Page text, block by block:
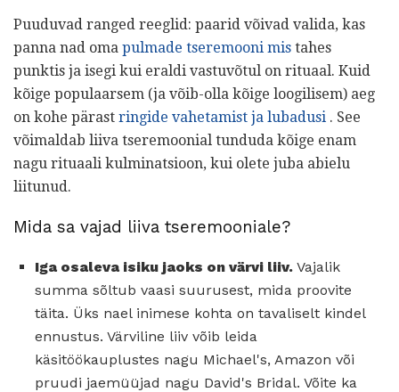
Puuduvad ranged reeglid: paarid võivad valida, kas
panna nad oma pulmade tseremooni mis tahes
punktis ja isegi kui eraldi vastuvõtul on rituaal. Kuid
kõige populaarsem (ja võib-olla kõige loogilisem) aeg
on kohe pärast ringide vahetamist ja lubadusi . See
võimaldab liiva tseremoonial tunduda kõige enam
nagu rituaali kulminatsioon, kui olete juba abielu
liitunud.
Mida sa vajad liiva tseremooniale?
Iga osaleva isiku jaoks on värvi liiv. Vajalik
summa sõltub vaasi suurusest, mida proovite
täita. Üks nael inimese kohta on tavaliselt kindel
ennustus. Värviline liiv võib leida
käsitöökauplustes nagu Michael's, Amazon või
pruudi jaemüüjad nagu David's Bridal. Võite ka